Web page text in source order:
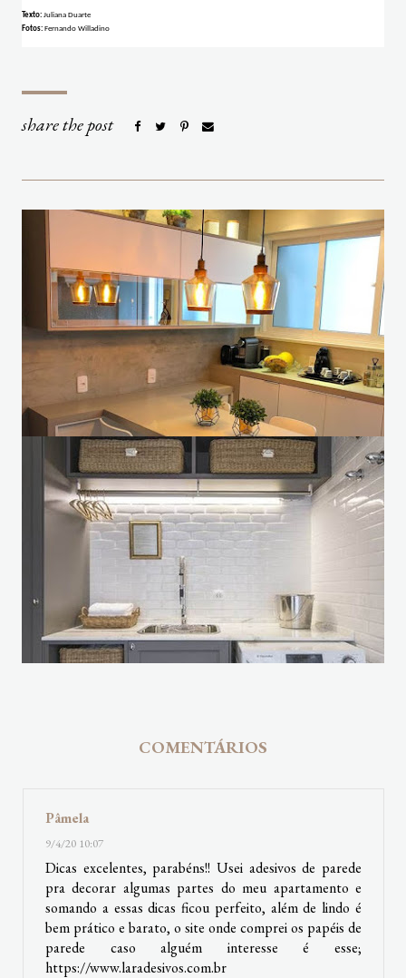
Texto: Juliana Duarte
Fotos: Fernando Willadino
COMENTÁRIOS
Pâmela
9/4/20 10:07
Dicas excelentes, parabéns!! Usei adesivos de parede
pra decorar algumas partes do meu apartamento e
somando a essas dicas ficou perfeito, além de lindo é
bem prático e barato, o site onde comprei os papéis de
parede caso alguém interesse é esse;
https://www.laradesivos.com.br